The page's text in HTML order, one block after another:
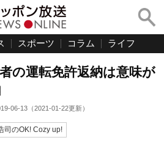
スポーツ コラム ライフ
の運転免許返納は意味が
06-13 （2021-01-22更新）
司のOK! Cozy up!